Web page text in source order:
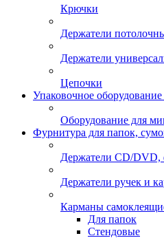
Крючки
Держатели
Держатели
Цепочки
Упаковочное оборудование
Оборудование для
Фурнитура для папок,
Держатели CD/DVD,
Держатели ручек и
Карманы
Для папок
Стендовые